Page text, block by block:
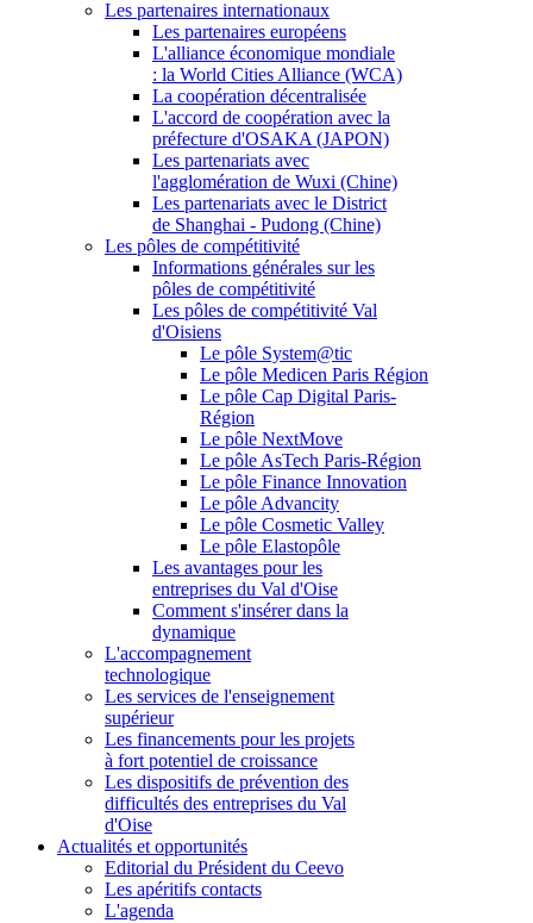
Les partenaires internationaux
Les partenaires européens
L'alliance économique mondiale
: la World Cities Alliance (WCA)
La coopération décentralisée
L'accord de coopération avec la
préfecture d'OSAKA (JAPON)
Les partenariats avec
l'agglomération de Wuxi (Chine)
Les partenariats avec le District
de Shanghai - Pudong (Chine)
Les pôles de compétitivité
Informations générales sur les
pôles de compétitivité
Les pôles de compétitivité Val
d'Oisiens
Le pôle System@tic
Le pôle Medicen Paris Région
Le pôle Cap Digital Paris-
Région
Le pôle NextMove
Le pôle AsTech Paris-Région
Le pôle Finance Innovation
Le pôle Advancity
Le pôle Cosmetic Valley
Le pôle Elastopôle
Les avantages pour les
entreprises du Val d'Oise
Comment s'insérer dans la
dynamique
L'accompagnement
technologique
Les services de l'enseignement
supérieur
Les financements pour les projets
à fort potentiel de croissance
Les dispositifs de prévention des
difficultés des entreprises du Val
d'Oise
Actualités et opportunités
Editorial du Président du Ceevo
Les apéritifs contacts
L'agenda